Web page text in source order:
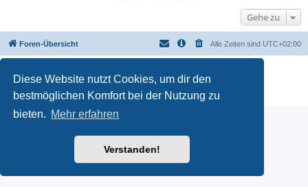
Diese Website nutzt Cookies, um dir den
bestmöglichen Komfort bei der Nutzung zu
bieten. Mehr erfahren
Verstanden!
Gehe zu
Foren-Übersicht Alle Zeiten sind UTC+02:00
Deutsche Übersetzung durch
phpBB.de
Datenschutz|Nutzungsbedingungen